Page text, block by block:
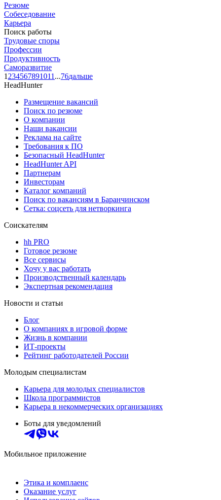
Резюме
Собеседование
Карьера
Поиск работы
Трудовые споры
Профессии
Продуктивность
Саморазвитие
1 234567891011 ...76дальше
HeadHunter
Размещение вакансий
Поиск по резюме
О компании
Наши вакансии
Реклама на сайте
Требования к ПО
Безопасный HeadHunter
HeadHunter API
Партнерам
Инвесторам
Каталог компаний
Поиск по вакансиям в Баранчинском
Сетка: соцсеть для нетворкинга
Соискателям
hh PRO
Готовое резюме
Все сервисы
Хочу у вас работать
Производственный календарь
Экспертная рекомендация
Новости и статьи
Блог
О компаниях в игровой форме
Жизнь в компании
ИТ-проекты
Рейтинг работодателей России
Молодым специалистам
Карьера для молодых специалистов
Школа программистов
Карьера в некоммерческих организациях
Боты для уведомлений
Мобильное приложение
Этика и комплаенс
Оказание услуг